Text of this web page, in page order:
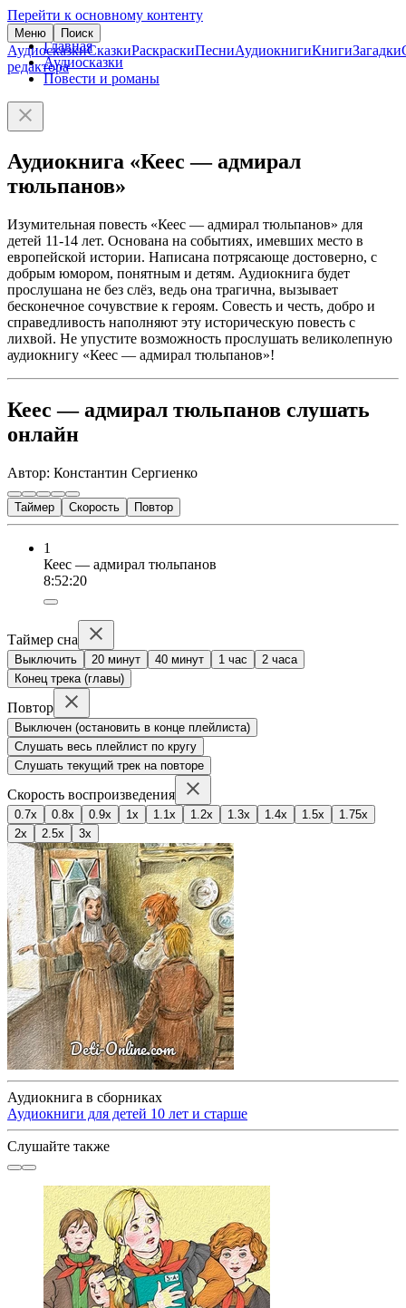
Перейти к основному контенту
Меню Поиск
АудиосказкиСказкиРаскраскиПесниАудиокнигиКнигиЗагадки
редактора
Главная
Аудиосказки
Повести и романы
Аудиокнига «Кеес — адмирал
тюльпанов»
Изумительная повесть «Кеес — адмирал тюльпанов» для
детей 11-14 лет. Основана на событиях, имевших место в
европейской истории. Написана потрясающе достоверно, с
добрым юмором, понятным и детям. Аудиокнига будет
прослушана не без слёз, ведь она трагична, вызывает
бесконечное сочувствие к героям. Совесть и честь, добро и
справедливость наполняют эту историческую повесть с
лихвой. Не упустите возможность прослушать великолепную
аудиокнигу «Кеес — адмирал тюльпанов»!
Кеес — адмирал тюльпанов слушать
онлайн
Автор: Константин Сергиенко
Таймер Скорость Повтор
1
Кеес — адмирал тюльпанов
8:52:20
Таймер сна
Выключить 20 минут 40 минут 1 час
2 часа
Конец трека (главы)
Повтор
Выключен (остановить в конце плейлиста)
Слушать весь плейлист по кругу
Слушать текущий трек на повторе
Скорость воспроизведения
0.7x 0.8x 0.9x 1x 1.1x 1.2x 1.3x 1.4x 1.5x
1.75x
2x
2.5x 3x
Аудиокнига в сборниках
Аудиокниги для детей 10 лет и старше
Слушайте также